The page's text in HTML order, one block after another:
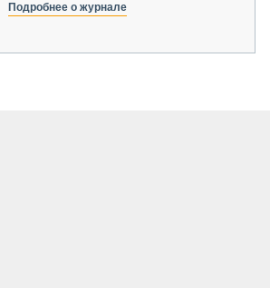
Подробнее о журнале